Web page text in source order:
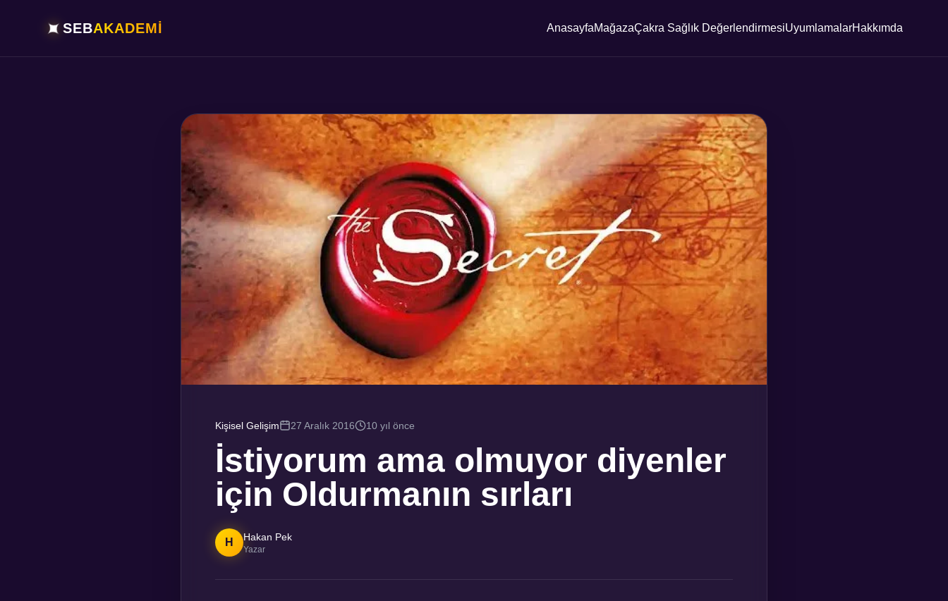
✦SEBAKADEMİ AnasayfaMağazaÇakra Sağlık DeğerlendirmesiUyumlamalarHakkımda
Kişisel Gelişim 27 Aralık 2016 10 yıl önce
İstiyorum ama olmuyor diyenler
için Oldurmanın sırları
H Hakan Pek
Yazar